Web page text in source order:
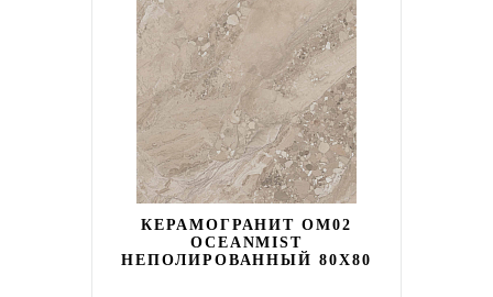
КЕРАМОГРАНИТ OM02
OCEANMIST
НЕПОЛИРОВАННЫЙ 80X80